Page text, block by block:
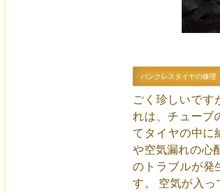
パンクレスタイヤの修理
ごく珍しいです
れは、チューブ
てタイヤの中に
や空気漏れの心
のトラブルが発
す。 空気が入